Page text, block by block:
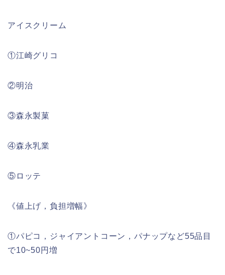
アイスクリーム
①江崎グリコ
②明治
③森永製菓
④森永乳業
⑤ロッテ
《値上げ，負担増幅》
①パピコ，ジャイアントコーン，パナップなど55品目
で10~50円増